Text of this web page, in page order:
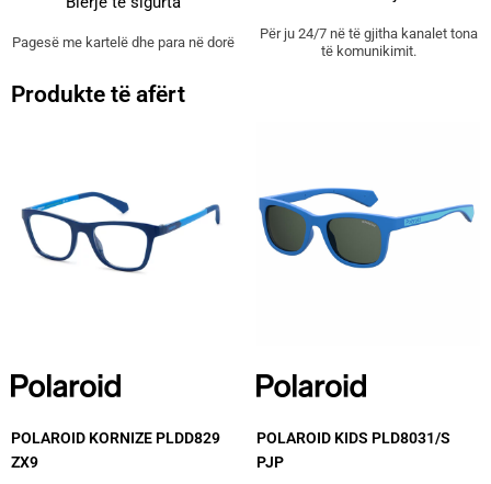
Pagesë me kartelë dhe para në dorë
Për ju 24/7 në të gjitha kanalet tona
të komunikimit.
Produkte të afërt
POLAROID KORNIZE PLDD829
ZX9
POLAROID KIDS PLD8031/S
PJP